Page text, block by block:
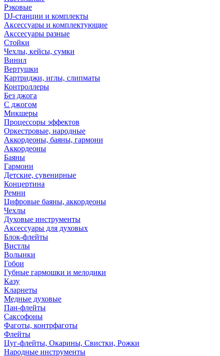
Рэковые
DJ-станции и комплекты
Аксессуары и комплектующие
Акссесуары разные
Стойки
Чехлы, кейсы, сумки
Винил
Вертушки
Картриджи, иглы, слипматы
Контроллеры
Без джога
С джогом
Микшеры
Процессоры эффектов
Оркестровые, народные
Аккордеоны, баяны, гармони
Аккордеоны
Баяны
Гармони
Детские, сувенирные
Концертина
Ремни
Цифровые баяны, аккордеоны
Чехлы
Духовые инструменты
Аксессуары для духовых
Блок-флейты
Вистлы
Волынки
Гобои
Губные гармошки и мелодики
Казу
Кларнеты
Медные духовые
Пан-флейты
Саксофоны
Фаготы, контрфаготы
Флейты
Цуг-флейты, Окарины, Свистки, Рожки
Народные инструменты